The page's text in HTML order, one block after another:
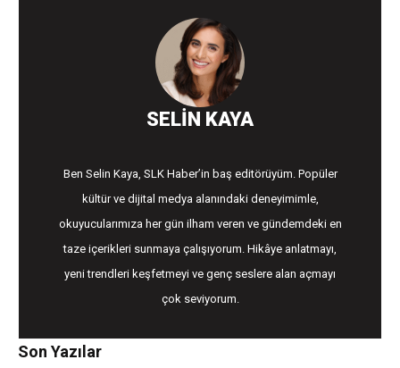
SELIN KAYA
Ben Selin Kaya, SLK Haber’in baş editörüyüm. Popüler
kültür ve dijital medya alanındaki deneyimimle,
okuyucularımıza her gün ilham veren ve gündemdeki en
taze içerikleri sunmaya çalışıyorum. Hikâye anlatmayı,
yeni trendleri keşfetmeyi ve genç seslere alan açmayı
çok seviyorum.
Son Yazılar